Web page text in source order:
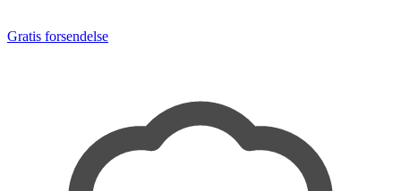
Gratis forsendelse